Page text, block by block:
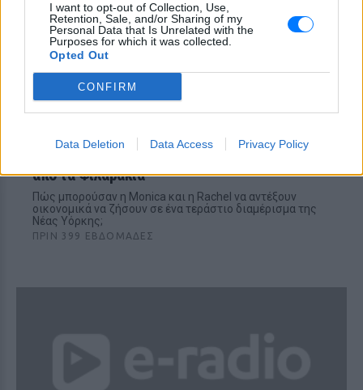
I want to opt-out of Collection, Use,
Retention, Sale, and/or Sharing of my
Personal Data that Is Unrelated with the
Purposes for which it was collected.
Opted Out
CONFIRM
Data Deletion Data Access Privacy Policy
από τα Φιλαράκια
Πώς μπορούσαν η Monica και η Rachel να αντέξουν
οικονομικά να ζήσουν σε ένα τεράστιο διαμέρισμα της
Νέας Υόρκης;
ΠΡΙΝ 399 ΕΒΔΟΜΆΔΕΣ